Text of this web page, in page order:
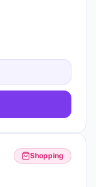
Shopping